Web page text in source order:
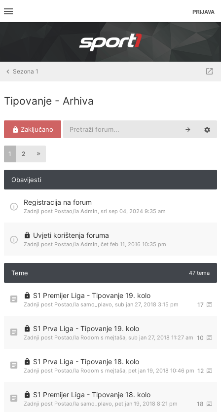
PRIJAVA
Sezona 1
Tipovanje - Arhiva
Zaključano
1 2
Obavijesti
Registracija na forum
Zadnji post Postao/la Admin, sri sep 04, 2024 9:35 am
Uvjeti korištenja foruma
Zadnji post Postao/la Admin, čet feb 11, 2016 10:35 pm
Teme 47 tema
S1 Premijer Liga - Tipovanje 19. kolo
17
Zadnji post Postao/la samo_plavo, sub jan 27, 2018 3:15 pm
S1 Prva Liga - Tipovanje 19. kolo
10
Zadnji post Postao/la Rodom s mejtaša, sub jan 27, 2018 11:27 am
S1 Prva Liga - Tipovanje 18. kolo
12
Zadnji post Postao/la Rodom s mejtaša, pet jan 19, 2018 10:46 pm
S1 Premijer Liga - Tipovanje 18. kolo
18
Zadnji post Postao/la samo_plavo, pet jan 19, 2018 8:21 pm